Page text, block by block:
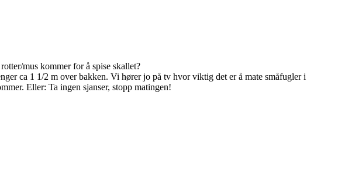
mus kommer for å spise skallet?
ca 1 1/2 m over bakken. Vi hører jo på tv hvor viktig det er å mate småfugler i
Eller: Ta ingen sjanser, stopp matingen!